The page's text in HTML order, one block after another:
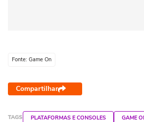
Fonte: Game On
Compartilhar
TAGS PLATAFORMAS E CONSOLES GAME